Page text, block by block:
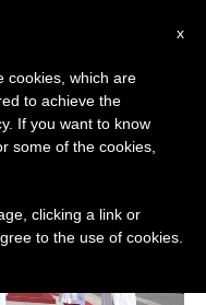
x
cookies, which are
to achieve the
If you want to know
some of the cookies,
clicking a link or
to the use of cookies.